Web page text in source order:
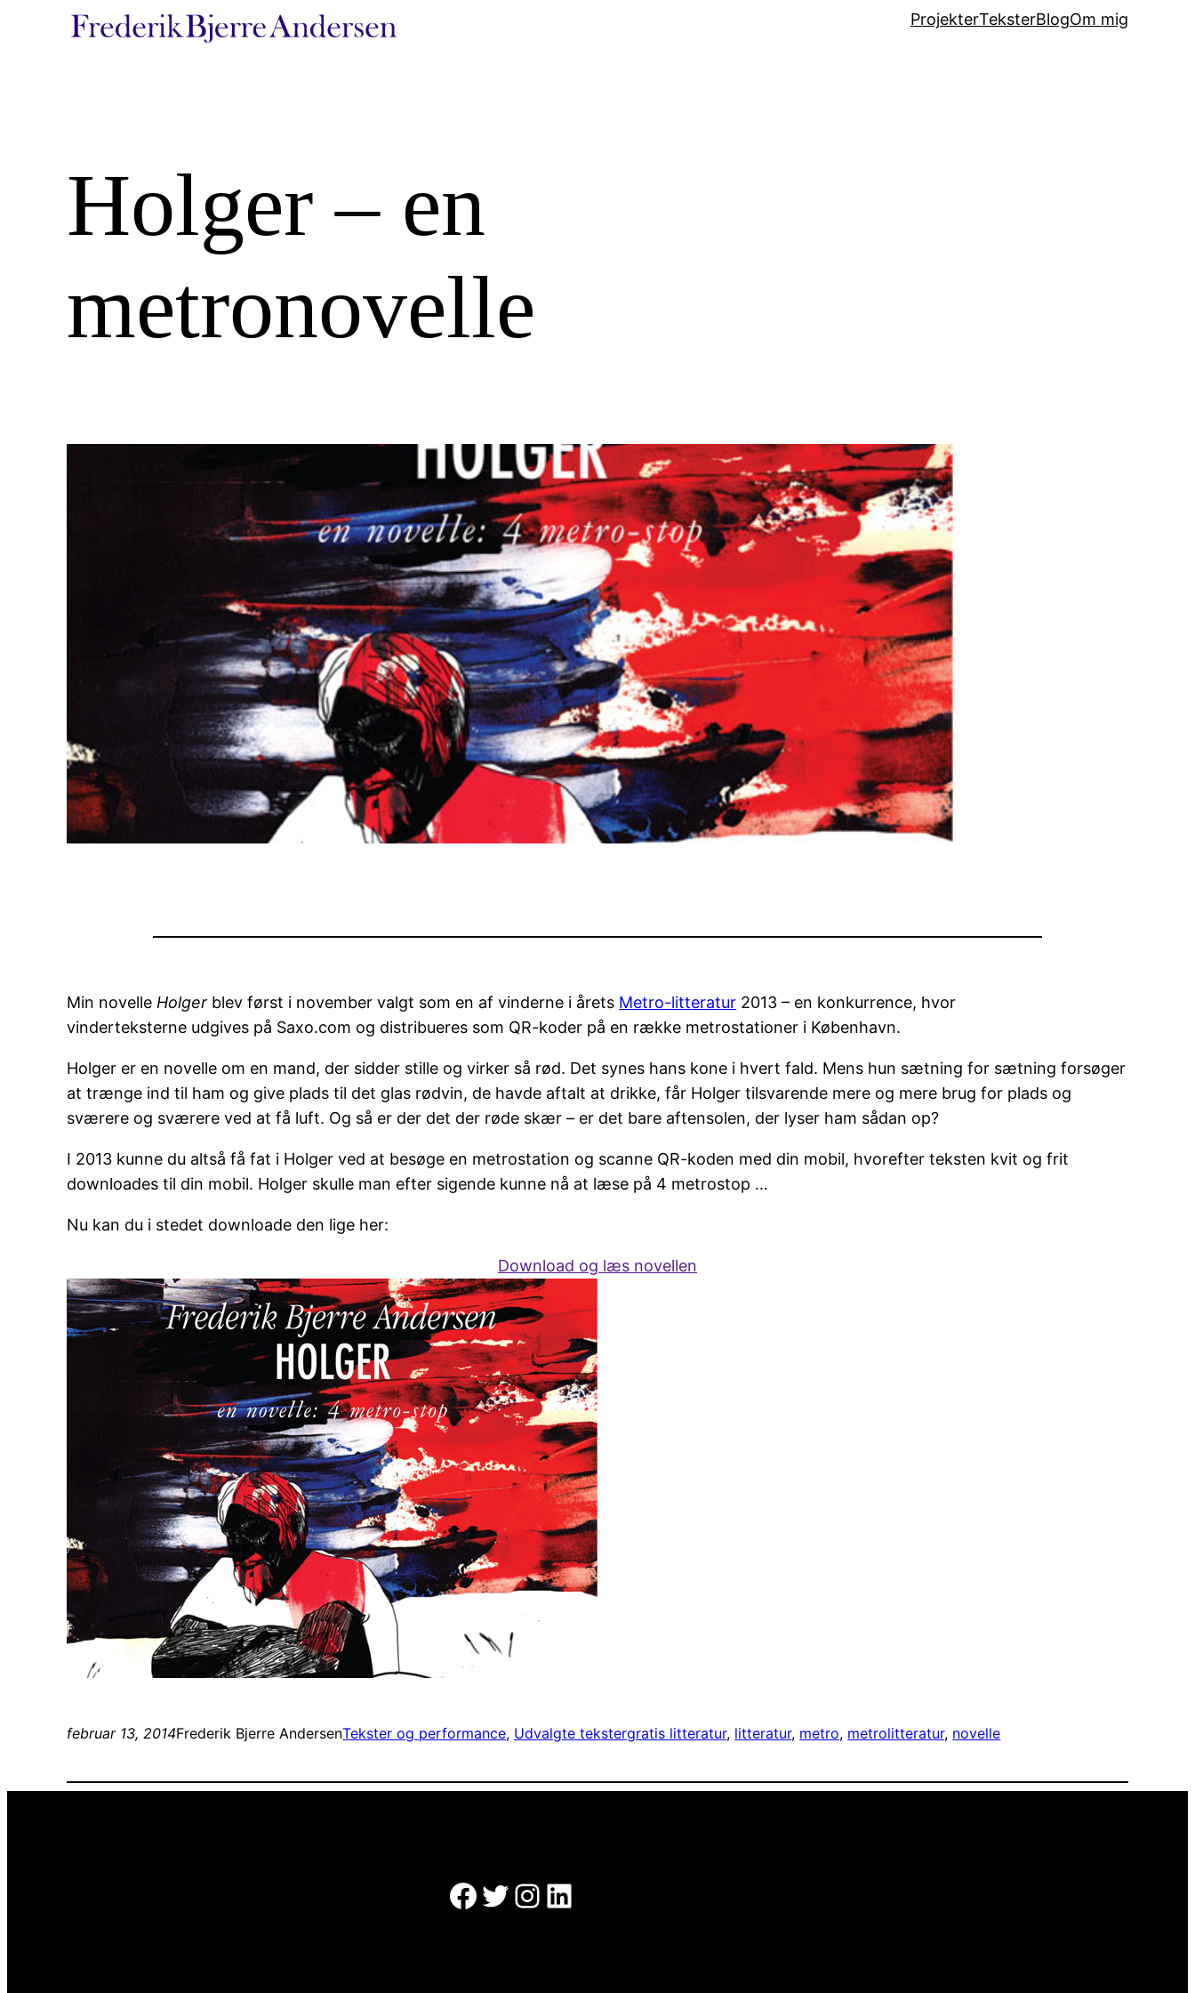
ProjekterTeksterBlogOm mig
Holger – en
metronovelle
Min novelle Holger blev først i november valgt som en af vinderne i årets Metro-litteratur 2013 – en konkurrence, hvor
vinderteksterne udgives på Saxo.com og distribueres som QR-koder på en række metrostationer i København.
Holger er en novelle om en mand, der sidder stille og virker så rød. Det synes hans kone i hvert fald. Mens hun sætning for sætning forsøger
at trænge ind til ham og give plads til det glas rødvin, de havde aftalt at drikke, får Holger tilsvarende mere og mere brug for plads og
sværere og sværere ved at få luft. Og så er der det der røde skær – er det bare aftensolen, der lyser ham sådan op?
I 2013 kunne du altså få fat i Holger ved at besøge en metrostation og scanne QR-koden med din mobil, hvorefter teksten kvit og frit
downloades til din mobil. Holger skulle man efter sigende kunne nå at læse på 4 metrostop …
Nu kan du i stedet downloade den lige her:
Download og læs novellen
februar 13, 2014Frederik Bjerre AndersenTekster og performance, Udvalgte tekstergratis litteratur, litteratur, metro, metrolitteratur, novelle
Facebook
Twitter
Instagram
LinkedIn